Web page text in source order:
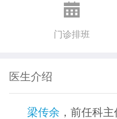
和推动学科

门诊排班
医生介绍
梁传余 ，前任科